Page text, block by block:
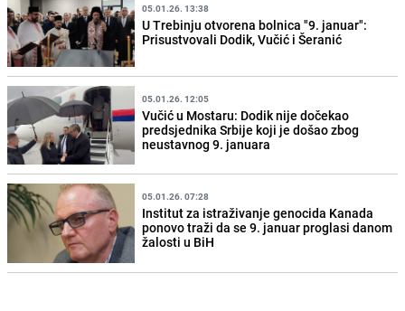
05.01.26. 13:38
U Trebinju otvorena bolnica "9. januar":
Prisustvovali Dodik, Vučić i Šeranić
05.01.26. 12:05
Vučić u Mostaru: Dodik nije dočekao
predsjednika Srbije koji je došao zbog
neustavnog 9. januara
05.01.26. 07:28
Institut za istraživanje genocida Kanada
ponovo traži da se 9. januar proglasi danom
žalosti u BiH